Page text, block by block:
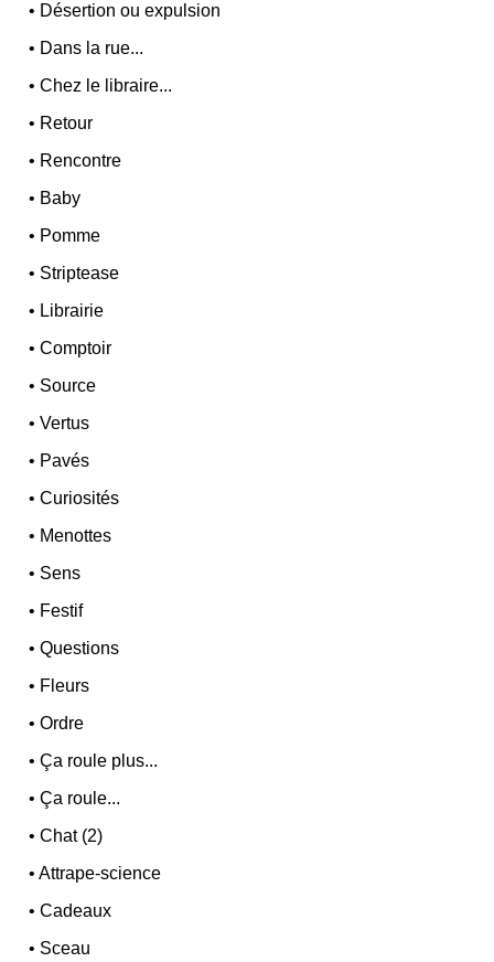
• Désertion ou expulsion
• Dans la rue...
•Chez le libraire...
• Retour
• Rencontre
• Baby
• Pomme
• Striptease
• Librairie
•Comptoir
• Source
•Vertus
• Pavés
•Curiosités
• Menottes
• Sens
• Festif
•Questions
• Fleurs
•Ordre
•Ça roule plus...
•Ça roule...
•Chat (2)
•Attrape-science
•Cadeaux
• Sceau